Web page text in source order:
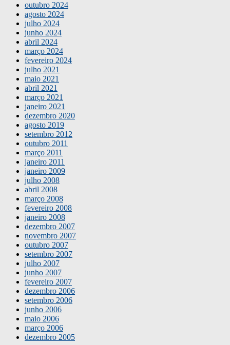
outubro 2024
agosto 2024
julho 2024
junho 2024
abril 2024
março 2024
fevereiro 2024
julho 2021
maio 2021
abril 2021
março 2021
janeiro 2021
dezembro 2020
agosto 2019
setembro 2012
outubro 2011
março 2011
janeiro 2011
janeiro 2009
julho 2008
abril 2008
março 2008
fevereiro 2008
janeiro 2008
dezembro 2007
novembro 2007
outubro 2007
setembro 2007
julho 2007
junho 2007
fevereiro 2007
dezembro 2006
setembro 2006
junho 2006
maio 2006
março 2006
dezembro 2005